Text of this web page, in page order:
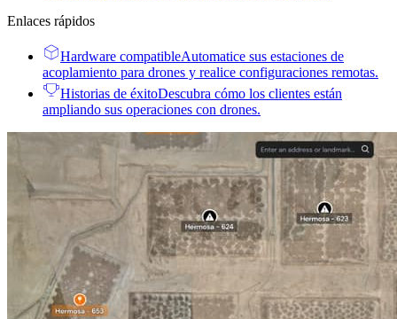
Enlaces rápidos
Hardware compatibleAutomatice sus estaciones de
acoplamiento para drones y realice configuraciones remotas.
Historias de éxitoDescubra cómo los clientes están
ampliando sus operaciones con drones.